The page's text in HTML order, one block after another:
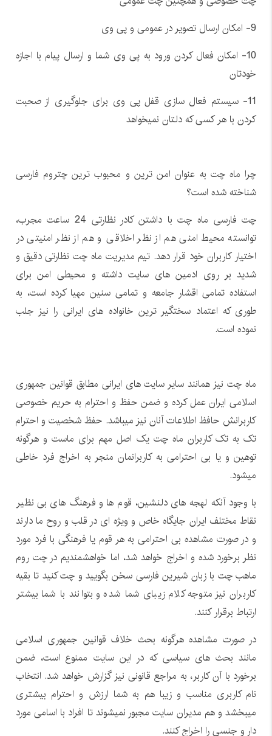
9- امکان ارسال تصویر در عمومی و پی وی
10- امکان فعال کردن ورود به پی وی شما و ارسال پیام با اجازه
خودتان
11- سیستم فعال سازی قفل پی وی برای جلوگیری از صحبت
کردن با هر کسی که دلتان نمیخواهد
چرا ماه چت به عنوان امن ترین و محبوب ترین چتروم فارسی
شناخته شده است؟
چت فارسی ماه چت با داشتن کادر نظارتی 24 ساعت مجرب،
توانسته محیط امنی هم از نظر اخلاقی و هم از نظر امنیتی در
اختیار کاربران خود قرار دهد. تیم مدیریت ماه چت نظارتی دقیق و
شدید بر روی ادمین های سایت داشته و محیطی امن برای
استفاده تمامی اقشار جامعه و تمامی سنین مهیا کرده است، به
طوری که اعتماد سختگیر ترین خانواده های ایرانی را نیز جلب
نموده است.
ماه چت نیز همانند سایر سایت های ایرانی مطابق قوانین جمهوری
اسلامی ایران عمل کرده و ضمن حفظ و احترام به حریم خصوصی
کاربرانش حافظ اطلاعات آنان نیز میباشد. حفظ شخصیت و احترام
تک به تک کاربران ماه چت یک اصل مهم برای ماست و هرگونه
توهین و یا بی احترامی به کاربرانمان منجر به اخراج فرد خاطی
میشود.
با وجود آنکه لهجه های دلنشین، قوم ها و فرهنگ های بی نظیر
نقاط مختلف ایران جایگاه خاص و ویژه ای در قلب و روح ما دارند
و در صورت مشاهده بی احترامی به هر قوم یا فرهنگی با فرد مورد
نظر برخورد شده و اخراج خواهد شد، اما خواهشمندیم در چت روم
ماهب چت با زبان شیرین فارسی سخن بگویید و چت کنید تا بقیه
کاربران نیز متوجه کلام زیبای شما شده و بتوانند با شما بیشتر
ارتباط برقرار کنند.
در صورت مشاهده هرگونه بحث خلاف قوانین جمهوری اسلامی
مانند بحث های سیاسی که در این سایت ممنوع است، ضمن
برخورد با آن کاربر، به مراجع قانونی نیز گزارش خواهد شد. انتخاب
نام کاربری مناسب و زیبا هم به شما ارزش و احترام بیشتری
میبخشد و هم مدیران سایت مجبور نمیشوند تا افراد با اسامی مورد
دار و جنسی را اخراج کنند.